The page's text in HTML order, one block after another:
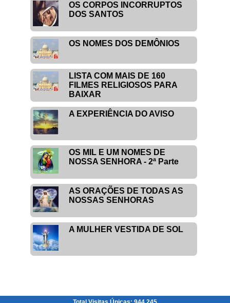
OS CORPOS INCORRUPTOS
DOS SANTOS
OS NOMES DOS DEMÔNIOS
LISTA COM MAIS DE 160
FILMES RELIGIOSOS PARA
BAIXAR
A EXPERIÊNCIA DO AVISO
OS MIL E UM NOMES DE
NOSSA SENHORA - 2ª Parte
AS ORAÇÕES DE TODAS AS
NOSSAS SENHORAS
A MULHER VESTIDA DE SOL